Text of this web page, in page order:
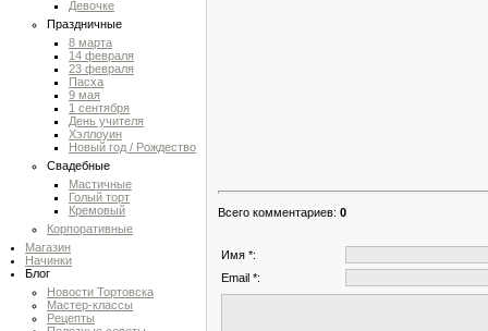
Девочке
Праздничные
8 марта
14 февраля
23 февраля
Пасха
9 мая
1 сентября
День учителя
Хэллоуин
Новый год / Рождество
Свадебные
Мастичные
Голый торт
Кремовый
Корпоративные
Магазин
Начинки
Блог
Новости Тортовска
Мастер-классы
Рецепты
Всего комментариев: 0
Имя *:
Email *: